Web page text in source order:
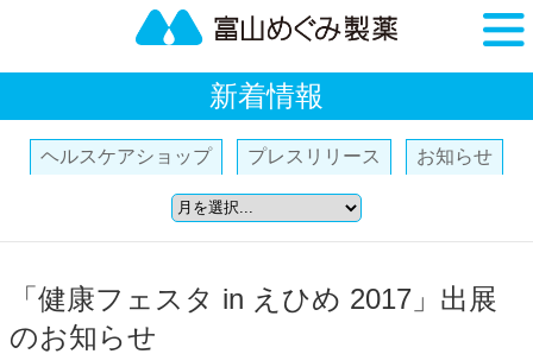
新着情報
ヘルスケアショップ プレスリリース お知らせ
「健康フェスタ in えひめ 2017」出展
のお知らせ